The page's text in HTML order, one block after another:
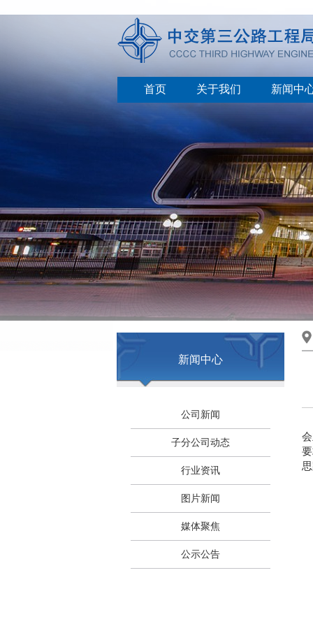
首页 关于我们 新闻中
新闻中心
公司新闻
子分公司动态
行业资讯
图片新闻
媒体聚焦
公示公告